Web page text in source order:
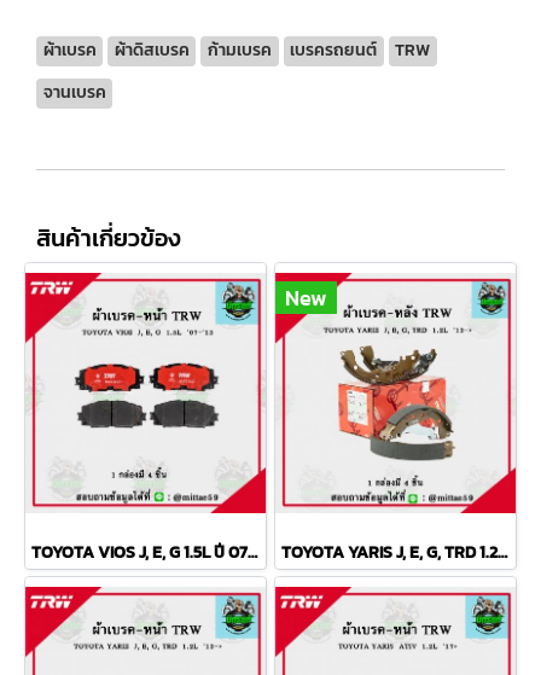
ผ้าเบรค ผ้าดิสเบรค ก้ามเบรค เบรครถยนต์
TRW
จานเบรค
สินค้าเกี่ยวข้อง
TOYOTA VIOS J, E, G 1.5L ปี 07-13 TRW ผ้าเบรค (หน้า)
New
TOYOTA YARIS J, E, G, TRD 1.2L ปี 2013 TRW ก้ามเบรค (หลัง)